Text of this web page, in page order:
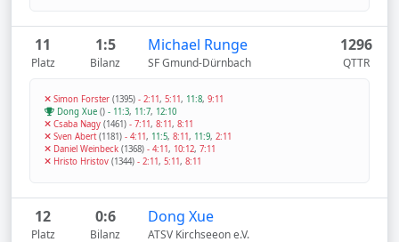
11
Platz
1:5
Bilanz
Michael Runge
SF Gmund-Dürnbach
1296
QTTR
Simon Forster (1395) - 2:11, 5:11, 11:8, 9:11
Dong Xue () - 11:3, 11:7, 12:10
Csaba Nagy (1461) - 7:11, 8:11, 8:11
Sven Abert(1181) - 4:11, 11:5, 8:11, 11:9, 2:11
Daniel Weinbeck (1368) - 4:11, 10:12, 7:11
Hristo Hristov (1344) - 2:11, 5:11, 8:11
12
Platz
0:6
Bilanz
Dong Xue
ATSV Kirchseeon e.V.